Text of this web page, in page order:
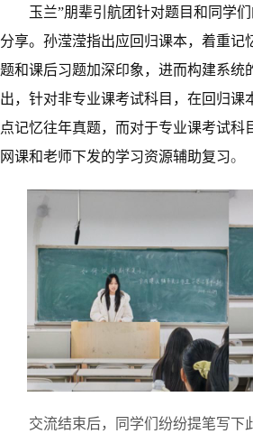
玉兰”朋辈引航团针对题目和同学
分享。 孙滢滢指出应 回归课本， 着重记
题和课后习题加深印象， 进而构建系统
出， 针对非专业课考试科目， 在 回归课
点记忆往年真题， 而对于专业课考试科
网课和老师下发的学习资源辅助复习。
交流结束后，同学们纷纷提笔写下